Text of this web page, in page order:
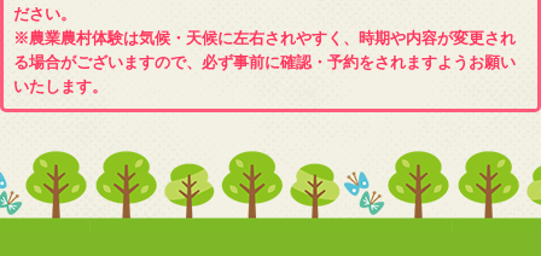
ださい。
※農業農村体験は気候・天候に左右されやすく、時期や内容が変更され
る場合がございますので、必ず事前に確認・予約をされますようお願い
いたします。